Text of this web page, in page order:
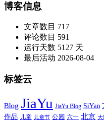
博客信息
文章数目 717
评论数目 591
运行天数 5127 天
最后活动 2026-08-04
标签云
Blog JiaYu JiaYu Blog SiYan
作品 儿童 儿童节 公园 六一 北京 大